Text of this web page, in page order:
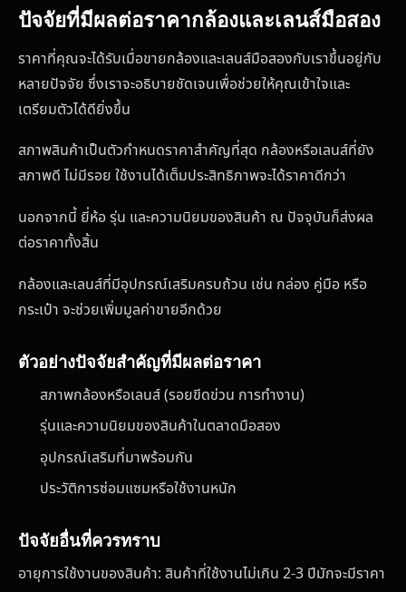
ปัจจัยที่มีผลต่อราคากล้องและเลนส์มือสอง
ราคาที่คุณจะได้รับเมื่อขายกล้องและเลนส์มือสองกับเราขึ้นอยู่กับ
หลายปัจจัย ซึ่งเราจะอธิบายชัดเจนเพื่อช่วยให้คุณเข้าใจและ
เตรียมตัวได้ดียิ่งขึ้น
สภาพสินค้าเป็นตัวกำหนดราคาสำคัญที่สุด กล้องหรือเลนส์ที่ยัง
สภาพดี ไม่มีรอย ใช้งานได้เต็มประสิทธิภาพจะได้ราคาดีกว่า
นอกจากนี้ ยี่ห้อ รุ่น และความนิยมของสินค้า ณ ปัจจุบันก็ส่งผล
ต่อราคาทั้งสิ้น
กล้องและเลนส์ที่มีอุปกรณ์เสริมครบถ้วน เช่น กล่อง คู่มือ หรือ
กระเป๋า จะช่วยเพิ่มมูลค่าขายอีกด้วย
ตัวอย่างปัจจัยสำคัญที่มีผลต่อราคา
สภาพกล้องหรือเลนส์ (รอยขีดข่วน การทำงาน)
รุ่นและความนิยมของสินค้าในตลาดมือสอง
อุปกรณ์เสริมที่มาพร้อมกัน
ประวัติการซ่อมแซมหรือใช้งานหนัก
ปัจจัยอื่นที่ควรทราบ
อายุการใช้งานของสินค้า: สินค้าที่ใช้งานไม่เกิน 2-3 ปีมักจะมีราคา